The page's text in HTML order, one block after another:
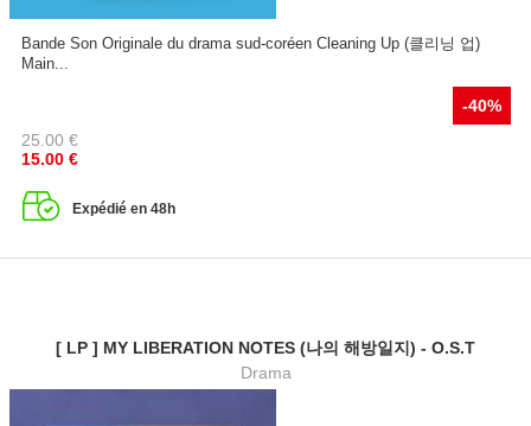
Bande Son Originale du drama sud-coréen Cleaning Up (클리닝 업)
Main...
-40%
25.00 €
15.00 €
Expédié en 48h
[ LP ] MY LIBERATION NOTES (나의 해방일지) - O.S.T
Drama